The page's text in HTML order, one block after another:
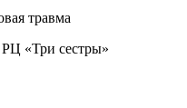
травма
«Три сестры»